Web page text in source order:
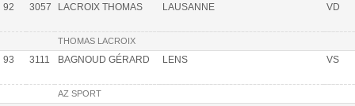
92 3057 LACROIX THOMAS LAUSANNE VD
THOMAS LACROIX
93 3111 BAGNOUD GÉRARD LENS VS
AZ SPORT